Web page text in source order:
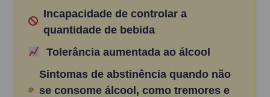
Incapacidade de controlar a
quantidade de bebida
Tolerância aumentada ao álcool
Sintomas de abstinência quando não
se consome álcool, como tremores e